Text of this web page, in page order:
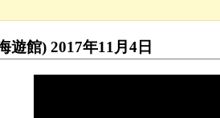
遊館) 2017年11月4日